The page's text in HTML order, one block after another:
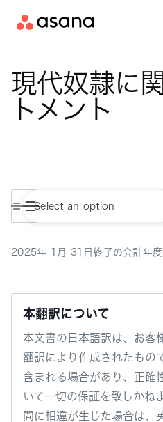
セールスチーム
現代奴隷に
トメント
2025年 1月 31日終了の会計年度
本翻訳について
本文書の日本語訳は、お客
翻訳により作成されたもの
含まれる場合があり、正確
いて一切の保証を致しかね
間に相違が生じた場合は、